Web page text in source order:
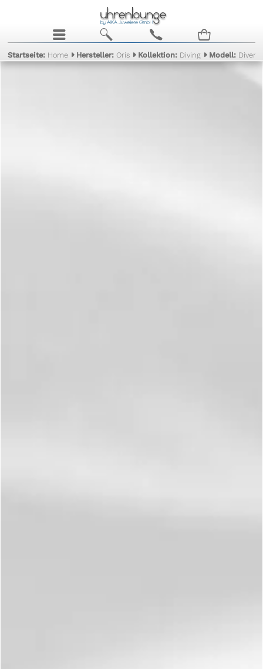
j b c n
Startseite: Home Hersteller:Oris Kollektion: Diving Modell: Divers